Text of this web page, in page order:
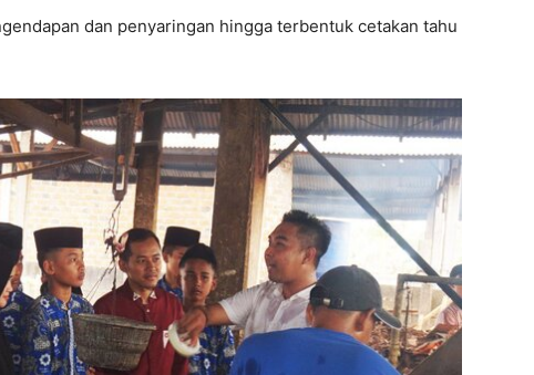
dan penyaringan hingga terbentuk cetakan tahu